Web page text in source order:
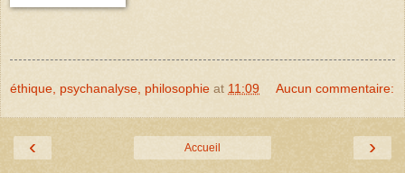
éthique, psychanalyse, philosophie at 11:09 Aucun commentaire:
‹ ›
Accueil